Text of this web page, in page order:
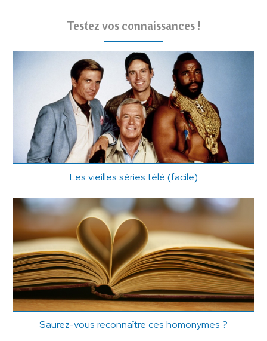
Testez vos connaissances !
Les vieilles séries télé (facile)
Saurez-vous reconnaître ces homonymes ?